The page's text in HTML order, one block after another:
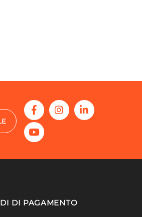
DI PAGAMENTO